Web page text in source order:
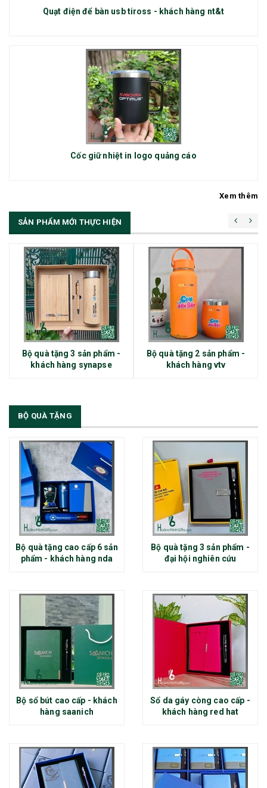
Quạt điện để bàn usb tiross - khách hàng nt&t
Cốc giữ nhiệt in logo quảng cáo
Xem thêm
SẢN PHẨM MỚI THỰC HIỆN
Bộ quà tặng 3 sản phẩm -
khách hàng synapse
Bộ quà tặng 2 sản phẩm -
khách hàng vtv
BỘ QUÀ TẶNG
Bộ quà tặng cao cấp 6 sản
phẩm - khách hàng nda
Bộ quà tặng 3 sản phẩm -
đại hội nghiên cứu
Bộ sổ bút cao cấp - khách
hàng saanich
Sổ da gáy còng cao cấp -
khách hàng red hat